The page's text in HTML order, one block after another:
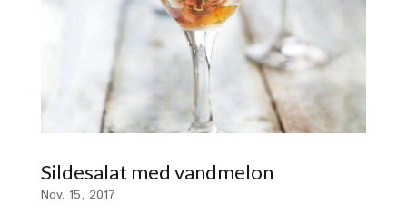
Sildesalat med vandmelon
Nov. 15, 2017